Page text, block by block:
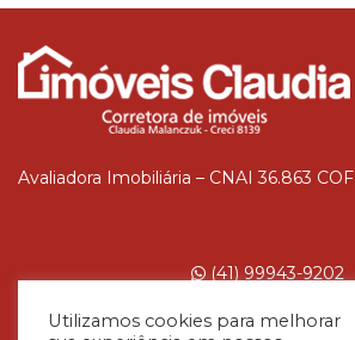
Avaliadora Imobiliária – CNAI 36.863
(41) 99943-9202
Utilizamos cookies para melhorar